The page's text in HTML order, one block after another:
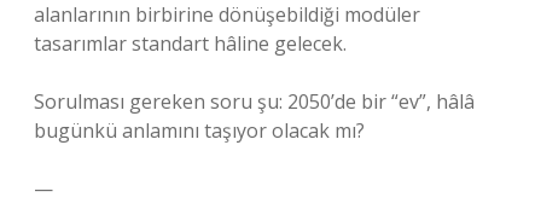
alanlarının birbirine dönüşebildiği modüler
tasarımlar standart hâline gelecek.
Sorulması gereken soru şu: 2050’de bir “ev”, hâlâ
bugünkü anlamını taşıyor olacak mı?
—